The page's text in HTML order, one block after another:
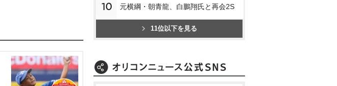
10 元横綱・朝青龍、白鵬翔氏と再会2S
11位以下を見る